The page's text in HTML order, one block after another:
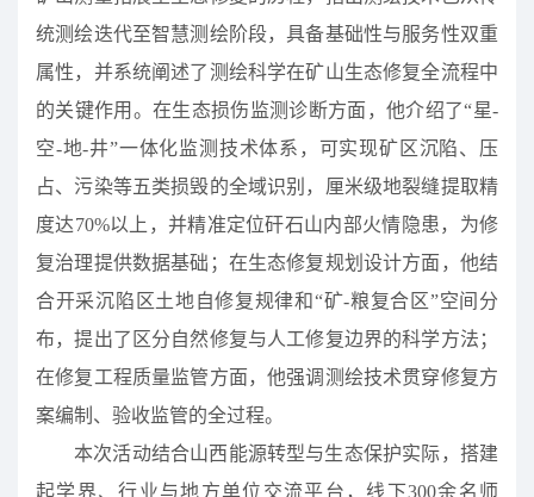
统测绘迭代至智慧测绘阶段，具备基础性与服务性双重
属性，并系统阐述了测绘科学在矿山生态修复全流程中
的关键作用。在生态损伤监测诊断方面，他介绍了“星-
空-地-井”一体化监测技术体系，可实现矿区沉陷、压
占、污染等五类损毁的全域识别，厘米级地裂缝提取精
度达70%以上，并精准定位矸石山内部火情隐患，为修
复治理提供数据基础；在生态修复规划设计方面，他结
合开采沉陷区土地自修复规律和“矿-粮复合区”空间分
布，提出了区分自然修复与人工修复边界的科学方法；
在修复工程质量监管方面，他强调测绘技术贯穿修复方
案编制、验收监管的全过程。
本次活动结合山西能源转型与生态保护实际，搭建
起学界、行业与地方单位交流平台，线下300余名师